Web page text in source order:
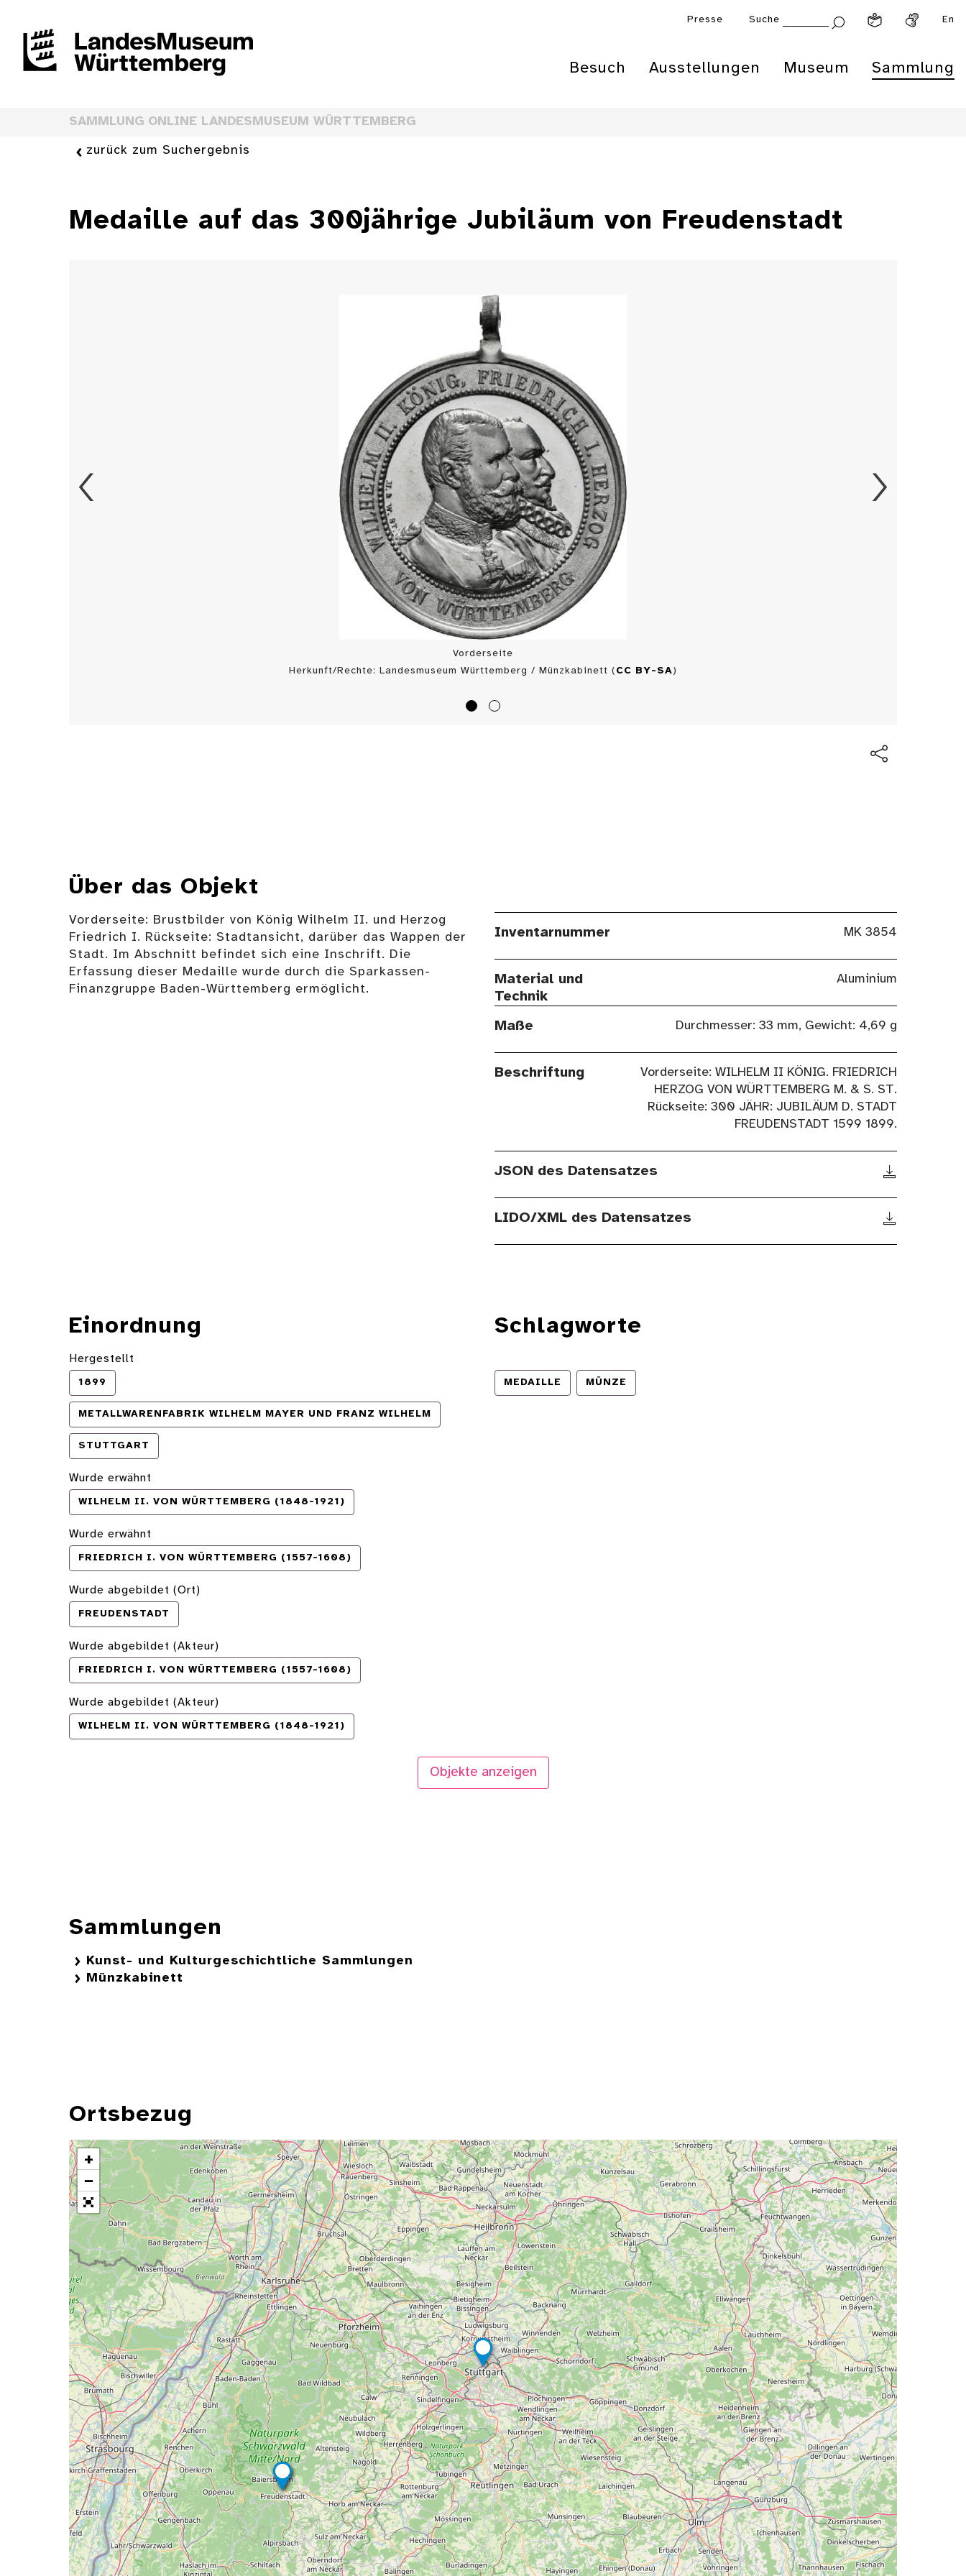
Presse Suche En
Besuch Ausstellungen Museum Sammlung
SAMMLUNG ONLINE LANDESMUSEUM WÜRTTEMBERG
zurück zum Suchergebnis
Medaille auf das 300jährige Jubiläum von Freudenstadt
Vorderseite
Herkunft/Rechte: Landesmuseum Württemberg / Münzkabinett ( CC BY-SA)
Über das Objekt
Vorderseite: Brustbilder von König Wilhelm II. und Herzog
Friedrich I. Rückseite: Stadtansicht, darüber das Wappen der
Stadt. Im Abschnitt befindet sich eine Inschrift. Die
Erfassung dieser Medaille wurde durch die Sparkassen-
Finanzgruppe Baden-Württemberg ermöglicht.
Inventarnummer MK 3854
Material und
Technik
Aluminium
Maße Durchmesser: 33 mm, Gewicht: 4,69 g
Beschriftung
Vorderseite: WILHELM II KÖNIG. FRIEDRICH
HERZOG VON WÜRTTEMBERG M. & S. ST.
Rückseite: 300 JÄHR: JUBILÄUM D. STADT
FREUDENSTADT 1599 1899.
JSON des Datensatzes
LIDO/XML des Datensatzes
Einordnung
Hergestellt
1899
METALLWARENFABRIK WILHELM MAYER UND FRANZ WILHELM
STUTTGART
Wurde erwähnt
WILHELM II. VON WÜRTTEMBERG (1848-1921)
Wurde erwähnt
FRIEDRICH I. VON WÜRTTEMBERG (1557-1608)
Wurde abgebildet (Ort)
FREUDENSTADT
Wurde abgebildet (Akteur)
FRIEDRICH I. VON WÜRTTEMBERG (1557-1608)
Wurde abgebildet (Akteur)
WILHELM II. VON WÜRTTEMBERG (1848-1921)
Schlagworte
MEDAILLE MÜNZE
Objekte anzeigen
Sammlungen
Kunst- und Kulturgeschichtliche Sammlungen
Münzkabinett
Ortsbezug
+
−